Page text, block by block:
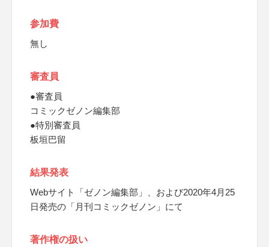
参加費
無し
審査員
●審査員
コミックゼノン編集部
●特別審査員
板垣巴留
結果発表
Webサイト「ゼノン編集部」、および2020年4月25
日発売の「月刊コミックゼノン」にて
著作権の扱い